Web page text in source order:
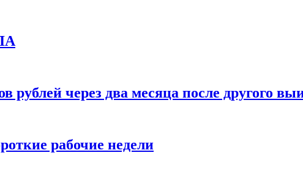
рублей через два месяца после другого
рабочие недели